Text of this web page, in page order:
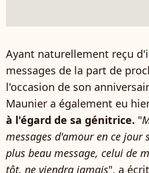
Ayant naturellement reçu
messages de la part de
l'occasion de son
Maunier a également eu
à l'égard de sa génitrice. "
messages d'amour en ce jour
plus beau message, celui de
tôt, ne viendra jamais", a